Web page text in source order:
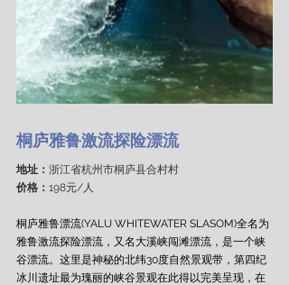
桐庐雅鲁激流探险漂流
地址： 浙江省杭州市桐庐县合村村
价格： 198元/人
桐庐雅鲁漂流(YALU WHITEWATER SLASOM)全名为
雅鲁激流探险漂流，又名大溪峡闯滩漂流，是一个峡
谷漂流。这里是神秘的北纬30度自然景观带，第四纪
冰川遗址最为瑰丽的峡谷景观在此得以完美呈现，在